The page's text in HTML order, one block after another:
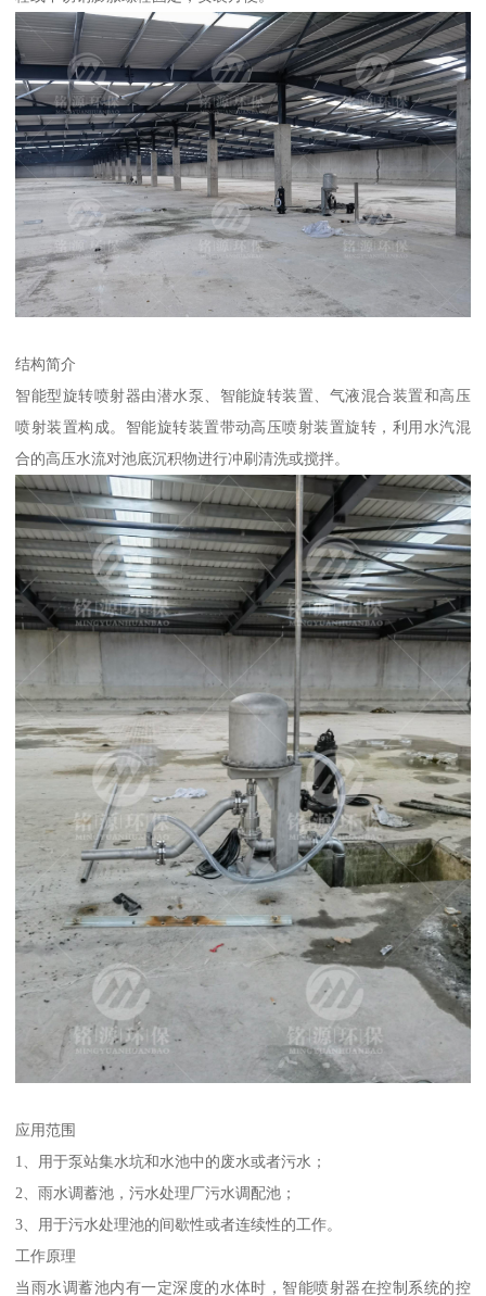
结构简介
智能型旋转喷射器由潜水泵、智能旋转装置、气液混合装置和高压
喷射装置构成。智能旋转装置带动高压喷射装置旋转，利用水汽混
合的高压水流对池底沉积物进行冲刷清洗或搅拌。
应用范围
1、用于泵站集水坑和水池中的废水或者污水；
2、雨水调蓄池，污水处理厂污水调配池；
3、用于污水处理池的间歇性或者连续性的工作。
工作原理
当雨水调蓄池内有一定深度的水体时，智能喷射器在控制系统的控